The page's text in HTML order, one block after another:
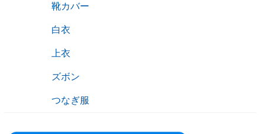
靴カバー
白衣
上衣
ズボン
つなぎ服